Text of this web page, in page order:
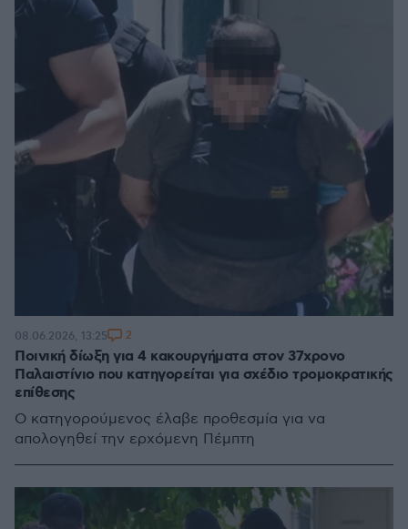
Ποινική δίωξη για 4 κακουργήματα στον 37χρονο
Παλαιστίνιο που κατηγορείται για σχέδιο τρομοκρατικής
επίθεσης
Ο κατηγορούμενος έλαβε προθεσμία για να
απολογηθεί την ερχόμενη Πέμπτη
08.06.2026, 13:25 2